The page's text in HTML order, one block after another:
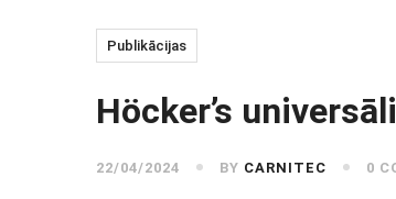
Publikācijas
Höcker’s
22/04/2024 BY CARNITEC 0